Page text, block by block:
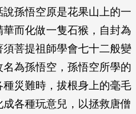
孫悟空原是花果山上的一
而化做一隻石猴，自封為
菩提祖師學會七十二般變
為孫悟空，孫悟空所學的
災難時，拔根身上的毫毛
各種玩意兒，以拯救唐僧